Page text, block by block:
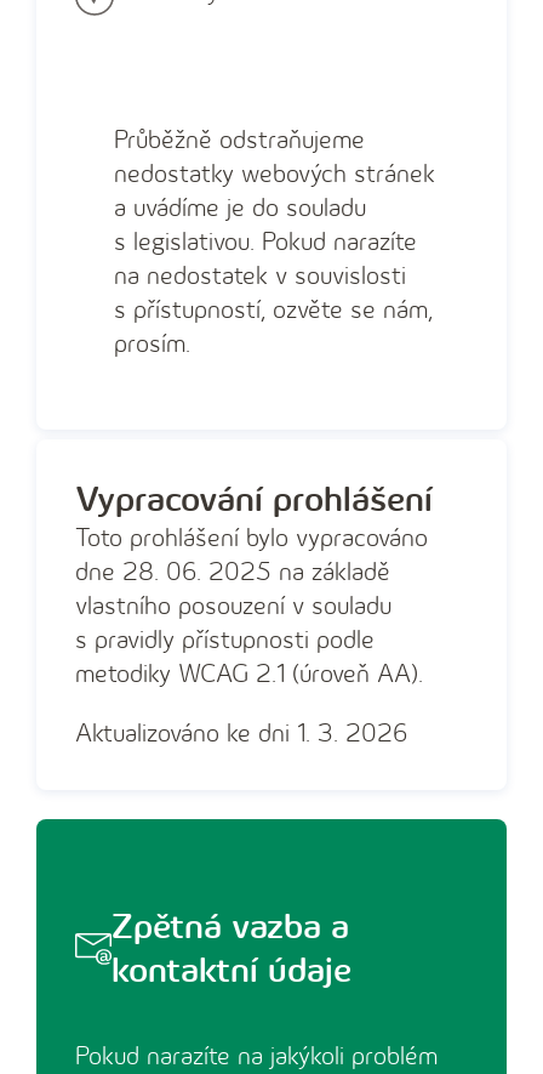
Průběžně odstraňujeme
nedostatky webových stránek
a uvádíme je do souladu
s legislativou. Pokud narazíte
na nedostatek v souvislosti
s přístupností, ozvěte se nám,
prosím.
Vypracování prohlášení
Toto prohlášení bylo vypracováno
dne 28. 06. 2025 na základě
vlastního posouzení v souladu
s pravidly přístupnosti podle
metodiky WCAG 2.1 (úroveň AA).
Aktualizováno ke dni 1. 3. 2026
Zpětná vazba a
kontaktní údaje
Pokud narazíte na jakýkoli problém